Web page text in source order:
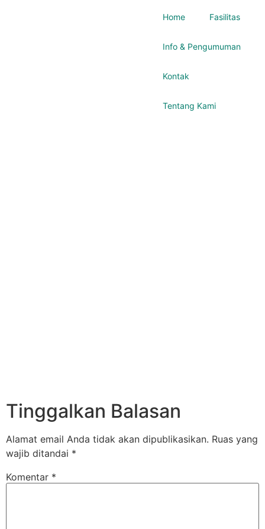
Home Fasilitas
Info & Pengumuman
Kontak
Tentang Kami
Tinggalkan Balasan
Alamat email Anda tidak akan dipublikasikan. Ruas yang
wajib ditandai *
Komentar *